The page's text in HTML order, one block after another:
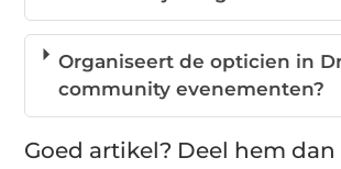
Organiseert de opticien in
community evenementen?
Goed artikel? Deel hem dan